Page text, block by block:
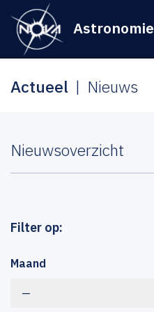
Astronomie
Actueel Nieuws
Nieuwsoverzicht
Filter op:
Maand
—